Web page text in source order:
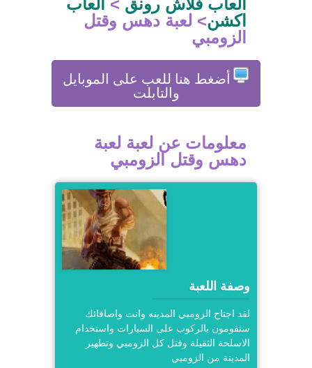
العاب فلاش رونق > العاب
اكشن> لعبة دهس وقتل
الزومبي
أضغط هنا للعب على الموبايل
والتابلت
معلومات عن لعبة لعبة
دهس وقتل الزومبي
وصفة اللعبة
لقد اجتاح الزومبي المدينه وانت واصاقائك
ستقومون بالركوب على السيارات واستخدام
الاسلحة الثقيلة وقتل كل الزومبي وتطهير
المدينة من الزومبي